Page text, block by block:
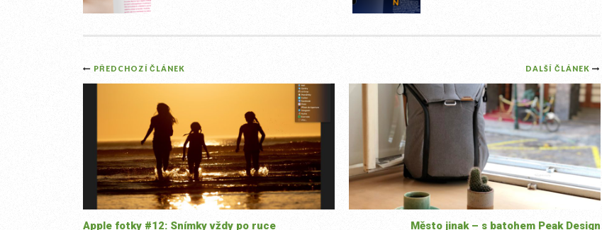
Post
navigation
DALŠÍ ČLÁNEK
Město jinak – s batohem Peak Design
PŘEDCHOZÍ ČLÁNEK
Apple fotky #12: Snímky vždy po ruce